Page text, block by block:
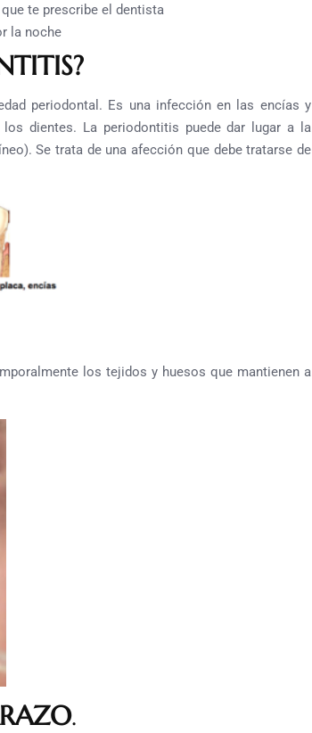
te prescribe el dentista
la noche
periodontal. Es una infección en las encías y
dientes. La periodontitis puede dar lugar a la
Se trata de una afección que debe tratarse de
los tejidos y huesos que mantienen a
.